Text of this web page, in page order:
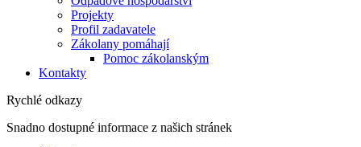
Projekty
Profil zadavatele
Zákolany pomáhají
Pomoc zákolanským
Kontakty
Rychlé odkazy
Snadno dostupné informace z našich stránek